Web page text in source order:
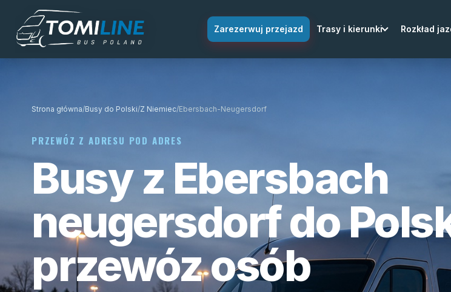
Przejdź do treści
Zarezerwuj przejazd Trasy i kierunki Rozkład
Strona główna/Busy do Polski/Z Niemiec/Ebersbach-Neugersdorf
PRZEWÓZ Z ADRESU POD ADRES
Busy z Ebersbach
neugersdorf do
przewóz osób